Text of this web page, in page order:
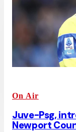
On Air
Juve-Psg,
Newport